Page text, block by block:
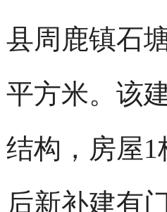
县周鹿镇石
平方米。该
结构，房屋
后新补建有